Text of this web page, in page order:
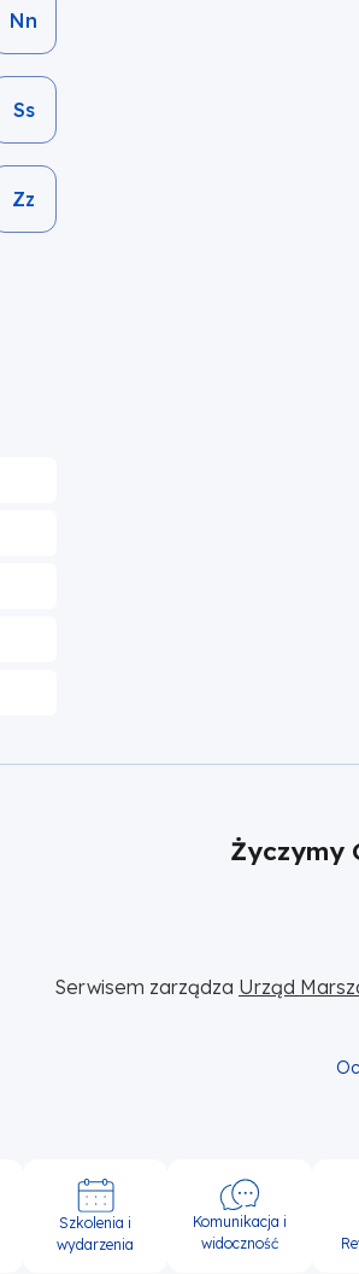
Nn
Ss
Zz
Życzymy
Serwisem zarządza Urząd
Szkolenia i
wydarzenia
Komunikacja i
widoczność